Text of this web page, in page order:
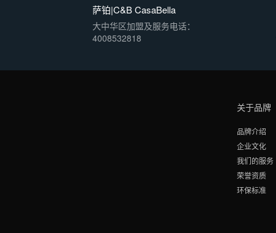
萨铂|C&B CasaBella
大中华区加盟及服务电话：
4008532818
关于品牌
品牌介绍
企业文化
我们的服务
荣誉资质
环保标准